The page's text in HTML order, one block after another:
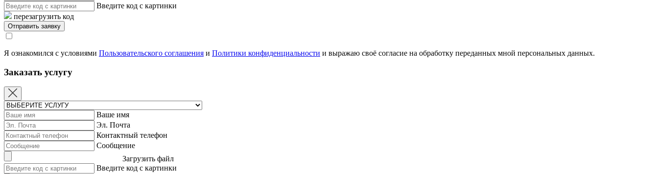
Введите код с картинки
перезагрузить код
Я ознакомился с условиями Пользовательского соглашения и Политики конфиденциальности и выражаю своё согласие на обработку переданных мной персональных данных.
Заказать услугу
Ваше имя
Эл. Почта
Контактный телефон
Сообщение
Загрузить файл
Введите код с картинки